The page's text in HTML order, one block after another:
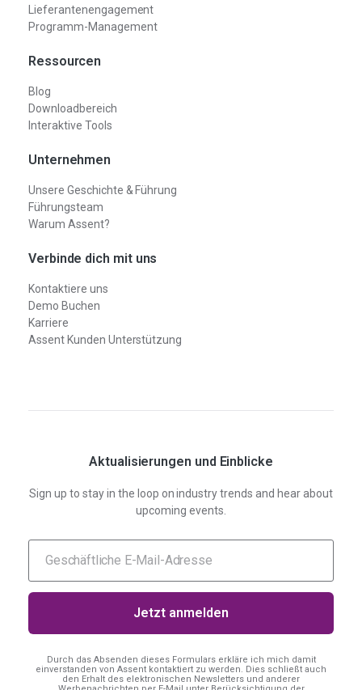
Lieferantenengagement
Programm-Management
Ressourcen
Blog
Downloadbereich
Interaktive Tools
Unternehmen
Unsere Geschichte & Führung
Führungsteam
Warum Assent?
Verbinde dich mit uns
Kontaktiere uns
Demo Buchen
Karriere
Assent Kunden Unterstützung
Aktualisierungen und Einblicke
Sign up to stay in the loop on industry trends and hear about
upcoming events.
Durch das Absenden dieses Formulars erkläre ich mich damit
einverstanden von Assent kontaktiert zu werden. Dies schließt auch
den Erhalt des elektronischen Newsletters und anderer